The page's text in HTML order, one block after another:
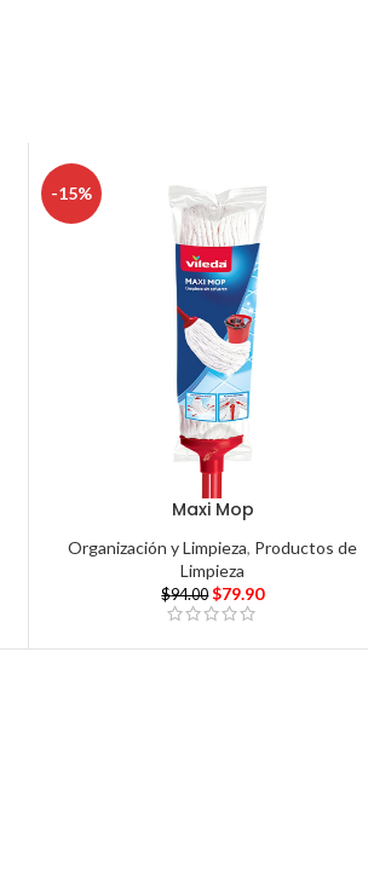
-15%
Maxi Mop
Organización y Limpieza, Productos de
Limpieza
$94.00 $79.90